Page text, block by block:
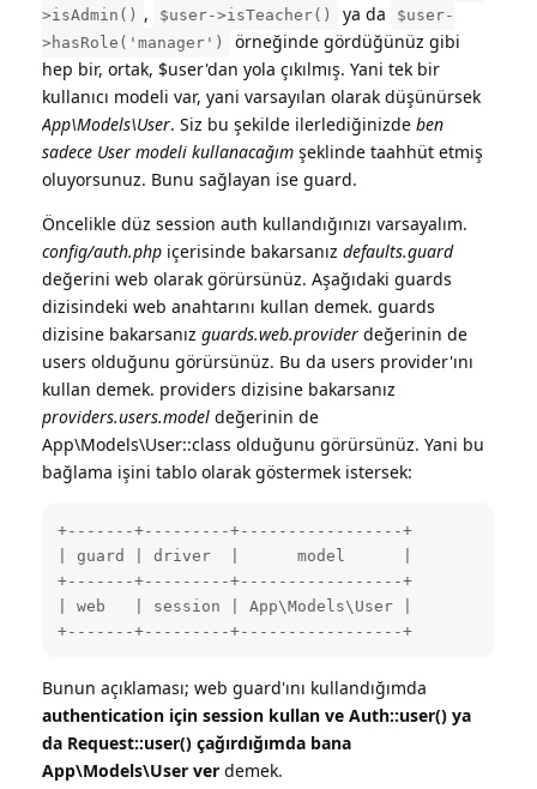
>isAdmin() , $user->isTeacher() ya da
$user-
>hasRole('manager')
örneğinde gördüğünüz gibi
hep bir, ortak, $user'dan yola çıkılmış. Yani tek bir
kullanıcı modeli var, yani varsayılan olarak düşünürsek
App\Models\User. Siz bu şekilde ilerlediğinizde ben
sadece User modeli kullanacağım şeklinde taahhüt etmiş
oluyorsunuz. Bunu sağlayan ise guard.
Öncelikle düz session auth kullandığınızı varsayalım.
config/auth.php içerisinde bakarsanız defaults.guard
değerini web olarak görürsünüz. Aşağıdaki guards
dizisindeki web anahtarını kullan demek. guards
dizisine bakarsanız guards.web.provider değerinin de
users olduğunu görürsünüz. Bu da users provider'ını
kullan demek. providers dizisine bakarsanız
providers.users.model değerinin de
App\Models\User::class olduğunu görürsünüz. Yani bu
bağlama işini tablo olarak göstermek istersek:
+-------+---------+-----------------+
| guard | driver  |      model      |
+-------+---------+-----------------+
| web   | session | App\Models\User |
+-------+---------+-----------------+
Bunun açıklaması; web guard'ını kullandığımda
authentication için session kullan ve Auth::user() ya
da Request::user() çağırdığımda bana
App\Models\User ver demek.